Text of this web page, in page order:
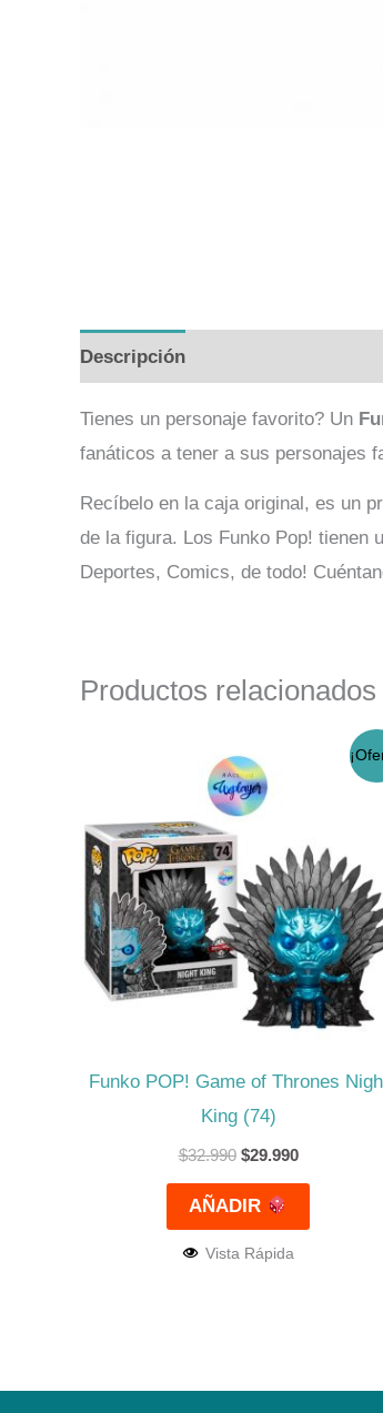
Descripción
Tienes un personaje favorito? Un
fanáticos a tener a sus personajes
Recíbelo en la caja original, es un
de la figura. Los Funko Pop! tienen
Deportes, Comics, de todo!
Productos relacionados
Funko POP! Game of Thrones
King (74)
$32.990
precio
original
era:
$29.990
AÑADIR
Vista Rápida